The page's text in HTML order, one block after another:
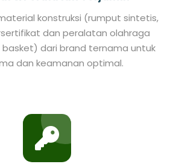
konstruksi (rumput sintetis,
dan peralatan olahraga
basket) dari brand ternama untuk
dan keamanan optimal.